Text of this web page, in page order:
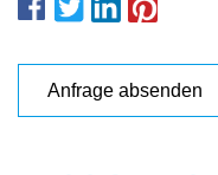
Anfrage absenden